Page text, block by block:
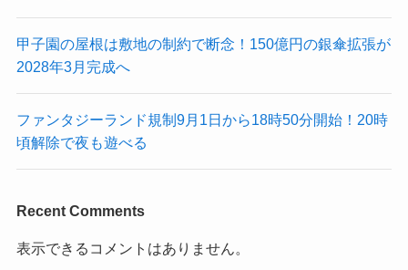
甲子園の屋根は敷地の制約で断念！150億円の銀傘拡張が
2028年3月完成へ
ファンタジーランド規制9月1日から18時50分開始！20時
頃解除で夜も遊べる
Recent Comments
表示できるコメントはありません。